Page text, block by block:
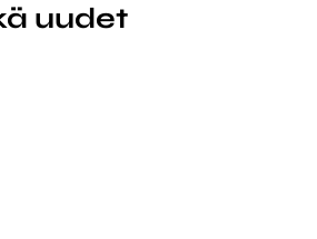
uudet